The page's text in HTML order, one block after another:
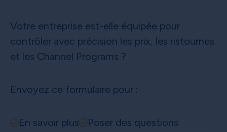
Votre entreprise est-elle équipée pour
contrôler avec précision les prix, les ristournes
et les Channel Programs ?
Envoyez ce formulaire pour :
En savoir plus
Poser des questions